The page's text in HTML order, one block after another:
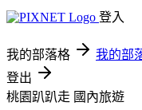
登入
我的部落格 我的部
登出
桃園趴趴走 國內旅遊